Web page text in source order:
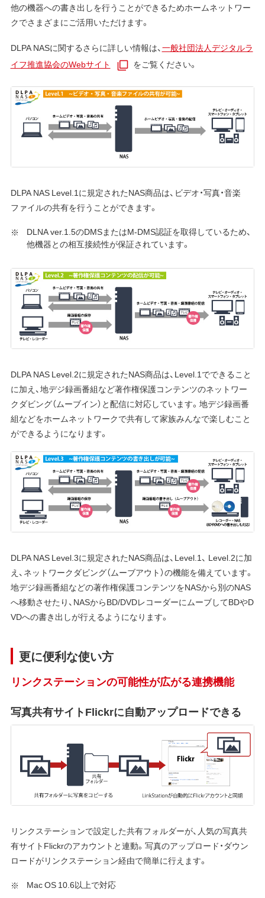
他の機器への書き出しを行うことができるためホームネットワー
クでさまざまにご活用いただけます。
DLPA NASに関するさらに詳しい情報は、 一般社団法人デジタルラ
イフ推進協会のWebサイト
をご覧ください。
DLPA NAS Level.1に規定されたNAS商品は、ビデオ・写真・音楽
ファイルの共有を行うことができます。
DLNA ver.1.5のDMSまたはM-DMS認証を取得しているため、
他機器との相互接続性が保証されています。
DLPA NAS Level.2に規定されたNAS商品は、Level.1でできること
に加え、地デジ録画番組など著作権保護コンテンツのネットワー
クダビング（ムーブイン）と配信に対応しています。地デジ録画番
組などをホームネットワークで共有して家族みんなで楽しむこと
ができるようになります。
DLPA NAS Level.3に規定されたNAS商品は、Level.1、 Level.2に加
え、ネットワークダビング（ムーブアウト）の機能を備えています。
地デジ録画番組などの著作権保護コンテンツをNASから別のNAS
へ移動させたり、NASからBD/DVDレコーダーにムーブしてBDやD
VDへの書き出しが行えるようになります。
更に便利な使い方
リンクステーションの可能性が広がる連携機能
写真共有サイトFlickrに自動アップロードできる
リンクステーションで設定した共有フォルダーが、人気の写真共
有サイトFlickrのアカウントと連動。写真のアップロード・ダウン
ロードがリンクステーション経由で簡単に行えます。
Mac OS 10.6以上で対応